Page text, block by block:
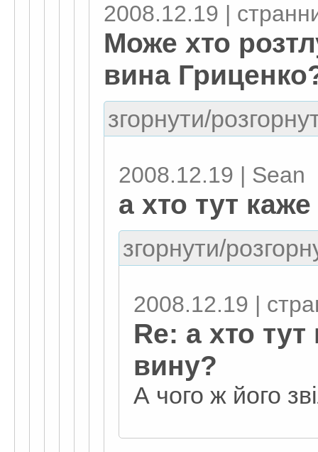
2008.12.19 |
Може хто
вина
згорнути/
2008.12.19 | Sean
а хто тут
згорнути/
2008.12.19 |
Re: а хто
вину?
А чого ж його